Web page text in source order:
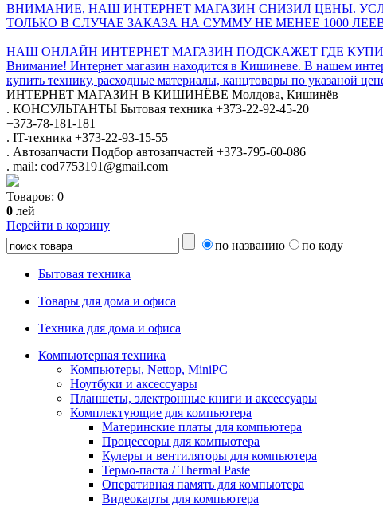
ВНИМАНИЕ, НАШ ИНТЕРНЕТ МАГАЗИН СНИЗИЛ ЦЕНЫ.
ТОЛЬКО В СЛУЧАЕ ЗАКАЗА НА СУММУ НЕ МЕНЕЕ 1000
НАШ ОНЛАЙН ИНТЕРНЕТ МАГАЗИН ПОДСКАЖЕТ ГДЕ
Внимание! Интернет магазин находится в Кишиневе. В нашем
купить технику, расходные материалы, канцтовары по указаной
ИНТЕРНЕТ МАГАЗИН В КИШИНЁВЕ Молдова, Кишинёв
. КОНСУЛЬТАНТЫ Бытовая техника +373-22-92-45-20
+373-78-181-181
. IT-техника +373-22-93-15-55
. Автозапчасти Подбор автозапчастей +373-795-60-086
. mail: cod7753191@gmail.com
Товаров: 0
0 лей
Перейти в корзину
по названию
по коду
Бытовая техника
Товары для дома и офиса
Техника для дома и офиса
Компьютерная техника
Компьютеры, Nettop, MiniPC
Ноутбуки и аксессуары
Планшеты, электронные книги и аксессуары
Комплектующие для компьютера
Материнские платы для компьютера
Процессоры для компьютера
Кулеры и вентиляторы для компьютера
Термо-паста / Thermal Paste
Оперативная память для компьютера
Видеокарты для компьютера